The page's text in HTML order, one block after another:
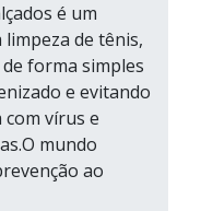
é um
de tênis,
forma simples
e evitando
com vírus e
mundo
ao